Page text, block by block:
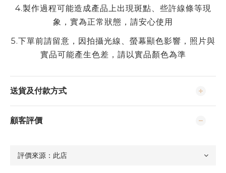
4.製作過程可能造成產品上出現斑點、些許線條等現
象，實為正常狀態，請安心使用
5.下單前請留意，因拍攝光線、螢幕顯色影響，照片與
實品可能產生色差，請以實品顏色為準
送貨及付款方式
顧客評價